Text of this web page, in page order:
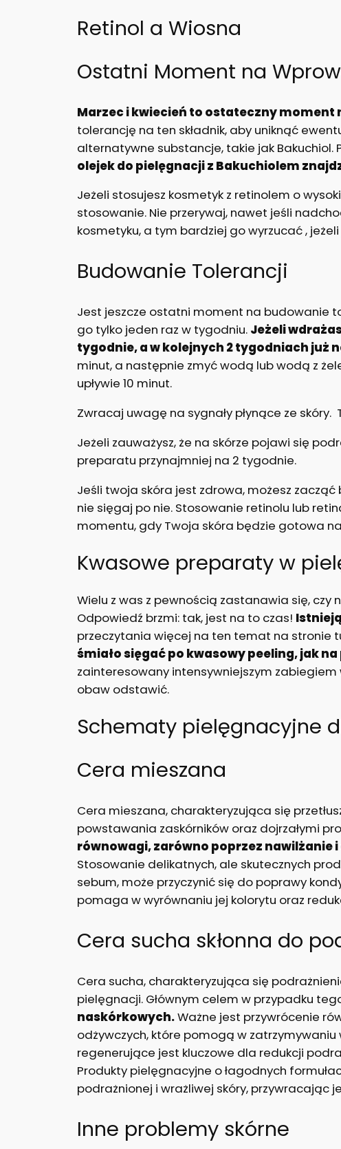
Retinol a Wiosna
Ostatni Moment na
Marzec i kwiecień to ostateczny
tolerancję na ten składnik, aby uniknąć
alternatywne substancje, takie jak
olejek do pielęgnacji z Bakuchiolem
Jeżeli stosujesz kosmetyk z retinolem o
stosowanie. Nie przerywaj, nawet jeśli
kosmetyku, a tym bardziej go wyrzucać ,
Budowanie Tolerancji
Jest jeszcze ostatni moment na budowanie
go tylko jeden raz w tygodniu. Jeżeli
tygodnie, a w kolejnych 2 tygodniach już
minut, a następnie zmyć wodą lub wodą z
upływie 10 minut.
Zwracaj uwagę na sygnały płynące ze
Jeżeli zauważysz, że na skórze pojawi się
preparatu przynajmniej na 2 tygodnie.
Jeśli twoja skóra jest zdrowa, możesz
nie sięgaj po nie. Stosowanie retinolu lub
momentu, gdy Twoja skóra będzie gotowa
Kwasowe preparaty w
Wielu z was z pewnością zastanawia się,
Odpowiedź brzmi: tak, jest na to czas!
przeczytania więcej na ten temat na stronie
śmiało sięgać po kwasowy peeling, jak
zainteresowany intensywniejszym
obaw odstawić.
Schematy pielęgnacyjne
Cera mieszana
Cera mieszana, charakteryzująca się
powstawania zaskórników oraz dojrzałymi
równowagi, zarówno poprzez nawilżanie
Stosowanie delikatnych, ale skutecznych
sebum, może przyczynić się do poprawy
pomaga w wyrównaniu jej kolorytu oraz
Cera sucha skłonna do
Cera sucha, charakteryzująca się
pielęgnacji. Głównym celem w przypadku
naskórkowych.Ważne jest przywrócenie
odżywczych, które pomogą w
regenerujące jest kluczowe dla redukcji
Produkty pielęgnacyjne o łagodnych
podrażnionej i wrażliwej skóry, przywracając
Inne problemy skórne